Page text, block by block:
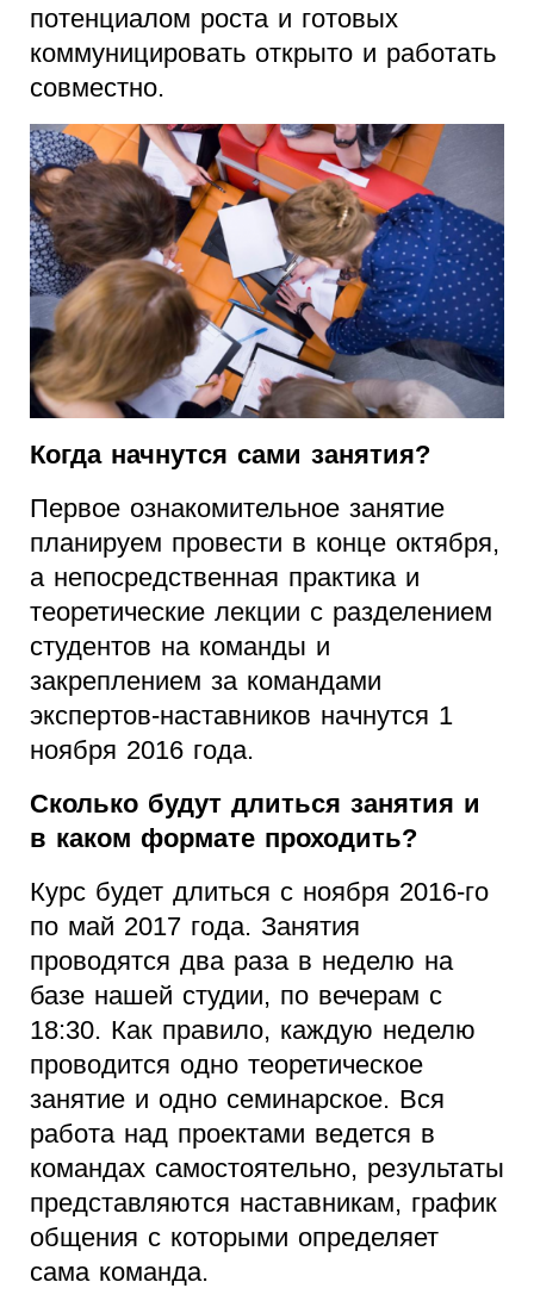
потенциалом роста и готовых
коммуницировать открыто и работать
совместно.
Когда начнутся сами занятия?
Первое ознакомительное занятие
планируем провести в конце октября,
а непосредственная практика и
теоретические лекции с разделением
студентов на команды и
закреплением за командами
экспертов-наставников начнутся 1
ноября 2016 года.
Сколько будут длиться занятия и
в каком формате проходить?
Курс будет длиться с ноября 2016-го
по май 2017 года. Занятия
проводятся два раза в неделю на
базе нашей студии, по вечерам с
18:30. Как правило, каждую неделю
проводится одно теоретическое
занятие и одно семинарское. Вся
работа над проектами ведется в
командах самостоятельно, результаты
представляются наставникам, график
общения с которыми определяет
сама команда.